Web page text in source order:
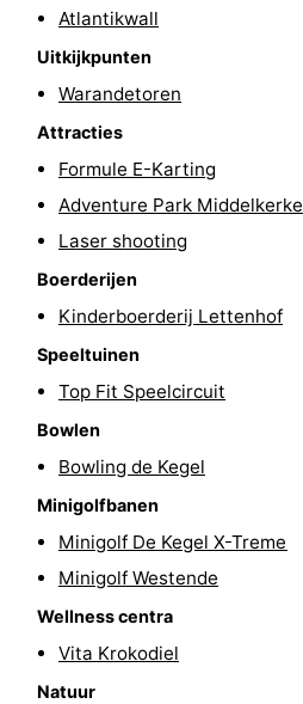
Bowlen
centra
Dorpen
Steden
Natuur
Sporten
Zwembaden
Fietsen
Paardrijden
Surfen
Eten
Atlantikwall
Uitkijkpunten
Warandetoren
Attracties
Formule E-Karting
Adventure Park Middelkerke
Laser shooting
Boerderijen
Kinderboerderij Lettenhof
Speeltuinen
Top Fit Speelcircuit
Bowlen
Bowling de Kegel
Minigolfbanen
Minigolf De Kegel X-Treme
Minigolf Westende
Wellness centra
Vita Krokodiel
Natuur